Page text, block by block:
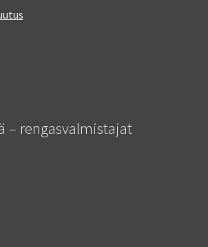
– rengasvalmistajat